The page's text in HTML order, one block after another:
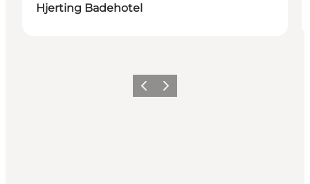
Hjerting Badehotel
ForrigeNæste